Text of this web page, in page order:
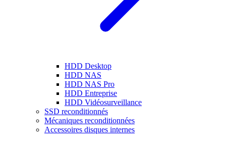
HDD Desktop
HDD NAS
HDD NAS Pro
HDD Entreprise
HDD Vidéosurveillance
SSD reconditionnés
Mécaniques reconditionnées
Accessoires disques internes